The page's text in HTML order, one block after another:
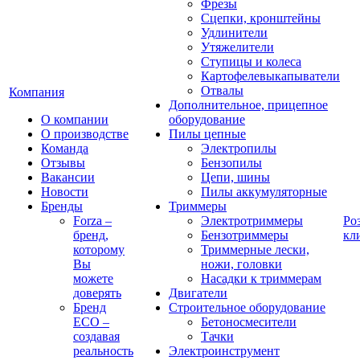
Компания
О компании
О производстве
Команда
Отзывы
Вакансии
Новости
Бренды
Forza –
бренд,
которому
Вы
можете
доверять
Бренд
ECO –
создавая
реальность
Фрезы
Сцепки, кронштейны
Удлинители
Утяжелители
Ступицы и колеса
Картофелевыкапыватели
Отвалы
Дополнительное, прицепное
оборудование
Пилы цепные
Электропилы
Бензопилы
Цепи, шины
Пилы аккумуляторные
Триммеры
Электротриммеры
Бензотриммеры
Триммерные лески,
ножи, головки
Насадки к триммерам
Двигатели
Строительное оборудование
Бетоносмесители
Тачки
Электроинструмент